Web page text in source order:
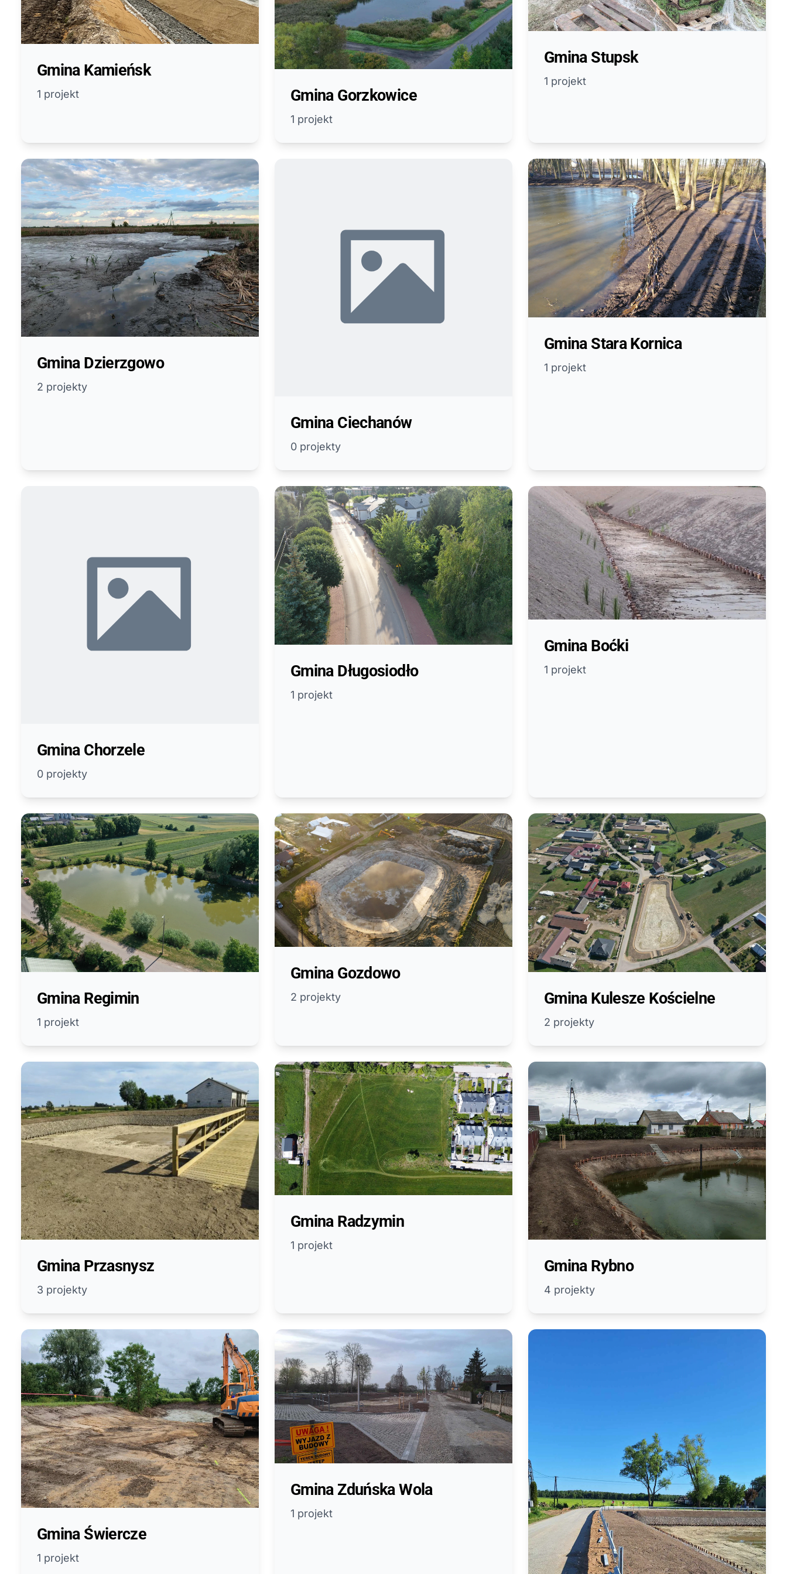
Gmina Kamieńsk
1 projekt Gmina Gorzkowice
1 projekt
Gmina Stupsk
1 projekt
Gmina Dzierzgowo
2 projekty
Gmina Ciechanów
0 projekty
Gmina Stara Kornica
1 projekt
Gmina Chorzele
0 projekty
Gmina Długosiodło
1 projekt
Gmina Boćki
1 projekt
Gmina Regimin
1 projekt
Gmina Gozdowo
2 projekty Gmina Kulesze Kościelne
2 projekty
Gmina Przasnysz
3 projekty
Gmina Radzymin
1 projekt
Gmina Rybno
4 projekty
Gmina Świercze
1 projekt
Gmina Zduńska Wola
1 projekt